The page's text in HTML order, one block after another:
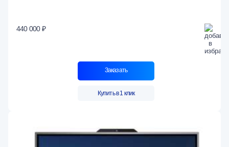
440 000 ₽
Заказать
Купить в 1 клик